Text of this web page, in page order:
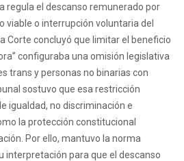
regula el descanso remunerado por
viable o interrupción voluntaria del
Corte concluyó que limitar el beneficio
configuraba una omisión legislativa
trans y personas no binarias con
sostuvo que esa restricción
igualdad, no discriminación e
la protección constitucional
Por ello, mantuvo la norma
interpretación para que el descanso